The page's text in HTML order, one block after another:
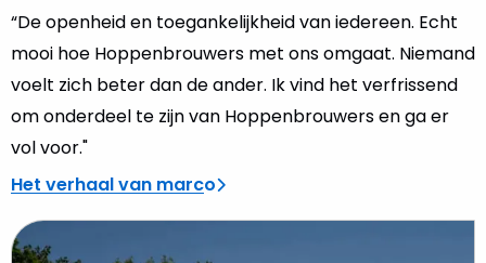
“De openheid en toegankelijkheid van iedereen. Echt
mooi hoe Hoppenbrouwers met ons omgaat. Niemand
voelt zich beter dan de ander. Ik vind het verfrissend
om onderdeel te zijn van Hoppenbrouwers en ga er
vol voor."
Het verhaal van marco
Lees
meer